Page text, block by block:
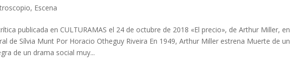
, Escena
publicada en CULTURAMAS el 24 de octubre de 2018 «El precio», de Arthur Miller, en
de Sílvia Munt Por Horacio Otheguy Riveira En 1949, Arthur Miller estrena Muerte de un
de un drama social muy...